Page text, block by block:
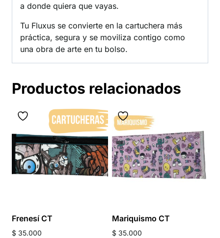
a donde quiera que vayas.
Tu Fluxus se convierte en la cartuchera más
práctica, segura y se moviliza contigo como
una obra de arte en tu bolso.
Productos relacionados
Frenesí CT
$ 35.000
Mariquismo CT
$ 35.000